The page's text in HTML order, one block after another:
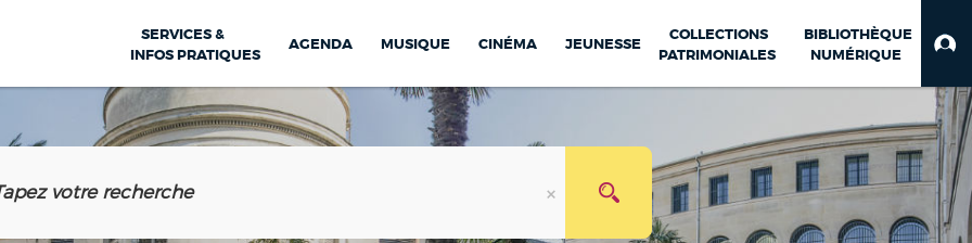
SERVICES &
INFOS PRATIQUES
AGENDA MUSIQUE CINÉMA JEUNESSE
COLLECTIONS
PATRIMONIALES
BIBLIOTHÈQUE
NUMÉRIQUE